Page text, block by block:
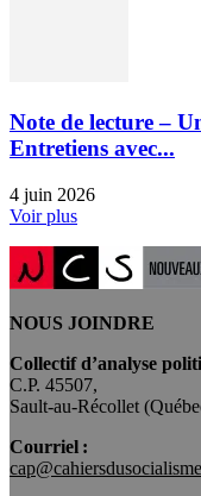
Note de lecture –
Entretiens avec...
4 juin 2026
Voir plus
NOUS JOINDRE
Collectif d’analyse
C.P. 45507,
Sault-au-Récollet
Courriel :